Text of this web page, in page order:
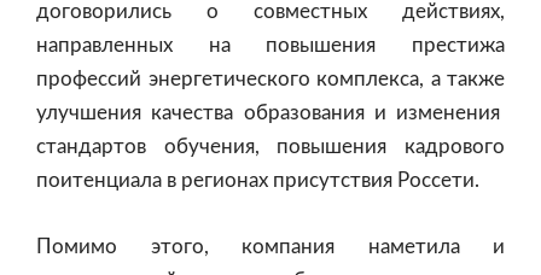
договорились о совместных действиях,
направленных на повышения престижа
профессий энергетического комплекса, а также
улучшения качества образования и изменения
стандартов обучения, повышения кадрового
поитенциала в регионах присутствия Россети.
Помимо этого, компания наметила и